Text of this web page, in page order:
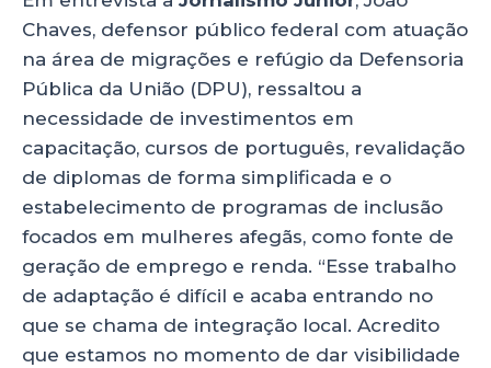
Chaves, defensor público federal com atuação
na área de migrações e refúgio da Defensoria
Pública da União (DPU), ressaltou a
necessidade de investimentos em
capacitação, cursos de português, revalidação
de diplomas de forma simplificada e o
estabelecimento de programas de inclusão
focados em mulheres afegãs, como fonte de
geração de emprego e renda. “Esse trabalho
de adaptação é difícil e acaba entrando no
que se chama de integração local. Acredito
que estamos no momento de dar visibilidade